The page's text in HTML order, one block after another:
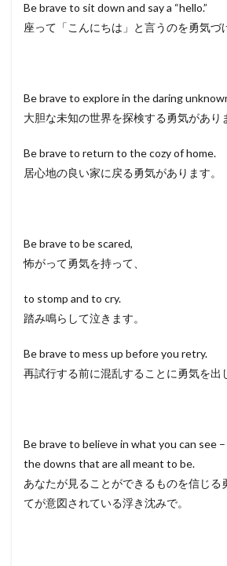
Be brave to sit down and say a “hello.”
座って「こんにちは」と言うのを勇気づ
Be brave to explore in the daring
大胆な未知の世界を探検する勇気があり
Be brave to return to the cozy of home.
居心地の良い家に戻る勇気があります。
Be brave to be scared,
怖がって勇気を持って、
to stomp and to cry.
踏み鳴らして泣きます。
Be brave to mess up before you retry.
再試行する前に混乱することに勇気を出
Be brave to believe in what you can see
the downs that are all meant to be.
あなたが見ることができるものを信じる
てが意図されている浮き沈みで。